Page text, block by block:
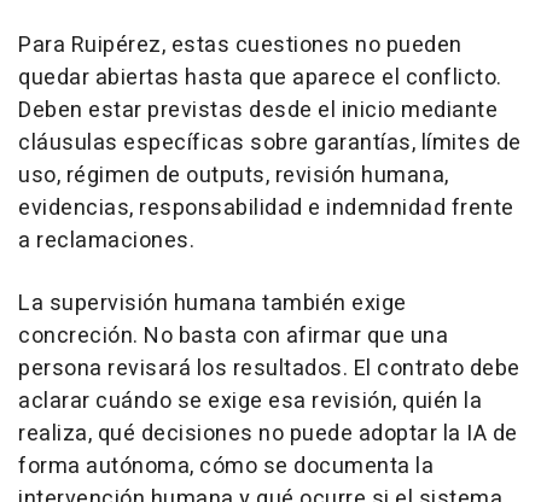
Para Ruipérez, estas cuestiones no pueden
quedar abiertas hasta que aparece el conflicto.
Deben estar previstas desde el inicio mediante
cláusulas específicas sobre garantías, límites de
uso, régimen de outputs, revisión humana,
evidencias, responsabilidad e indemnidad frente
a reclamaciones.
La supervisión humana también exige
concreción. No basta con afirmar que una
persona revisará los resultados. El contrato debe
aclarar cuándo se exige esa revisión, quién la
realiza, qué decisiones no puede adoptar la IA de
forma autónoma, cómo se documenta la